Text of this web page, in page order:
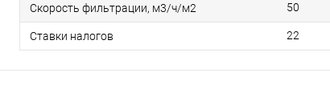
Скорость фильтрации, м3/ч/м2 50
Ставки налогов 22